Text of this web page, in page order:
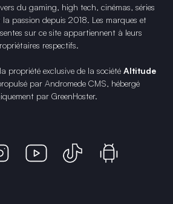
du gaming, high tech, cinémas, séries
passion depuis 2018. Les marques et
sur ce site appartiennent à leurs
respectifs.
propriété exclusive de la société Altitude
par Andromede CMS, hébergé
par GreenHoster.